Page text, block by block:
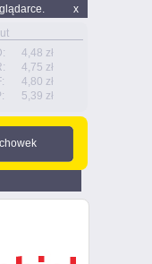
x
4,48 zł
4,75 zł
4,80 zł
5,39 zł